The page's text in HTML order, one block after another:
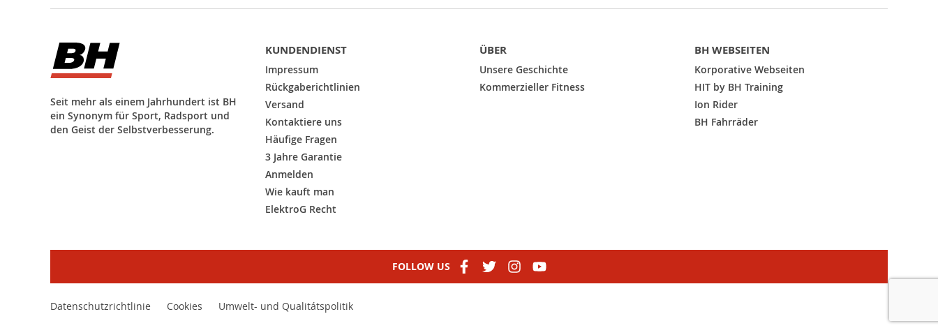
für
an:
Seit mehr als einem Jahrhundert ist BH
ein Synonym für Sport, Radsport und
den Geist der Selbstverbesserung.
KUNDENDIENST
Impressum
Rückgaberichtlinien
Versand
Kontaktiere uns
Häufige Fragen
3 Jahre Garantie
Anmelden
Wie kauft man
ElektroG Recht
ÜBER
Unsere Geschichte
Kommerzieller Fitness
BH WEBSEITEN
Korporative Webseiten
HIT by BH Training
Ion Rider
BH Fahrräder
FOLLOW US
Datenschutzrichtlinie Cookies Umwelt- und Qualitátspolitik